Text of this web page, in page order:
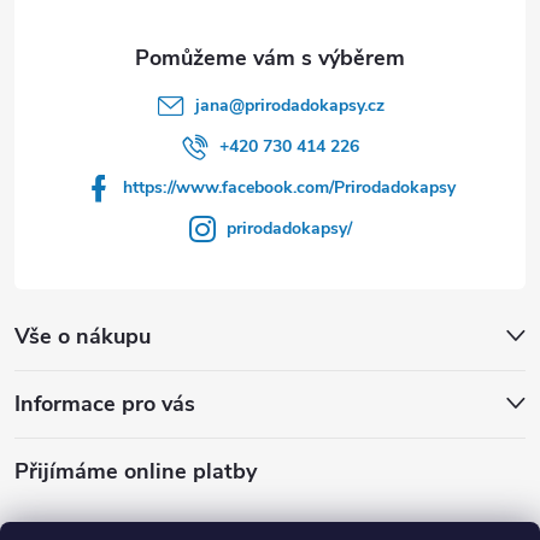
jana@prirodadokapsy.cz
+420 730 414 226
https://www.facebook.com/Prirodadokapsy
prirodadokapsy/
Vše o nákupu
Informace pro vás
Přijímáme online platby